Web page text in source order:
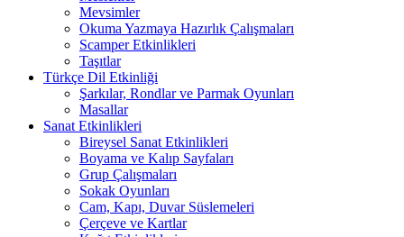
Mevsimler
Okuma Yazmaya Hazırlık Çalışmaları
Scamper Etkinlikleri
Taşıtlar
Türkçe Dil Etkinliği
Şarkılar, Rondlar ve Parmak Oyunları
Masallar
Sanat Etkinlikleri
Bireysel Sanat Etkinlikleri
Boyama ve Kalıp Sayfaları
Grup Çalışmaları
Sokak Oyunları
Cam, Kapı, Duvar Süslemeleri
Çerçeve ve Kartlar